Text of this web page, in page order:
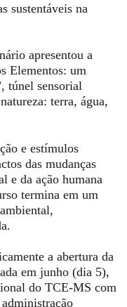
sustentáveis na
apresentou a
Elementos: um
túnel sensorial
terra, água,
e estímulos
das mudanças
e da ação humana
termina em um
a abertura da
em junho (dia 5),
do TCE-MS com